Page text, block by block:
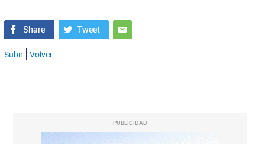
Subir Volver
PUBLICIDAD